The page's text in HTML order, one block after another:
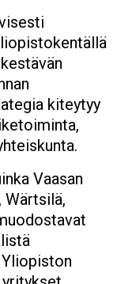
kiteytyy
Vaasan
Wärtsilä,